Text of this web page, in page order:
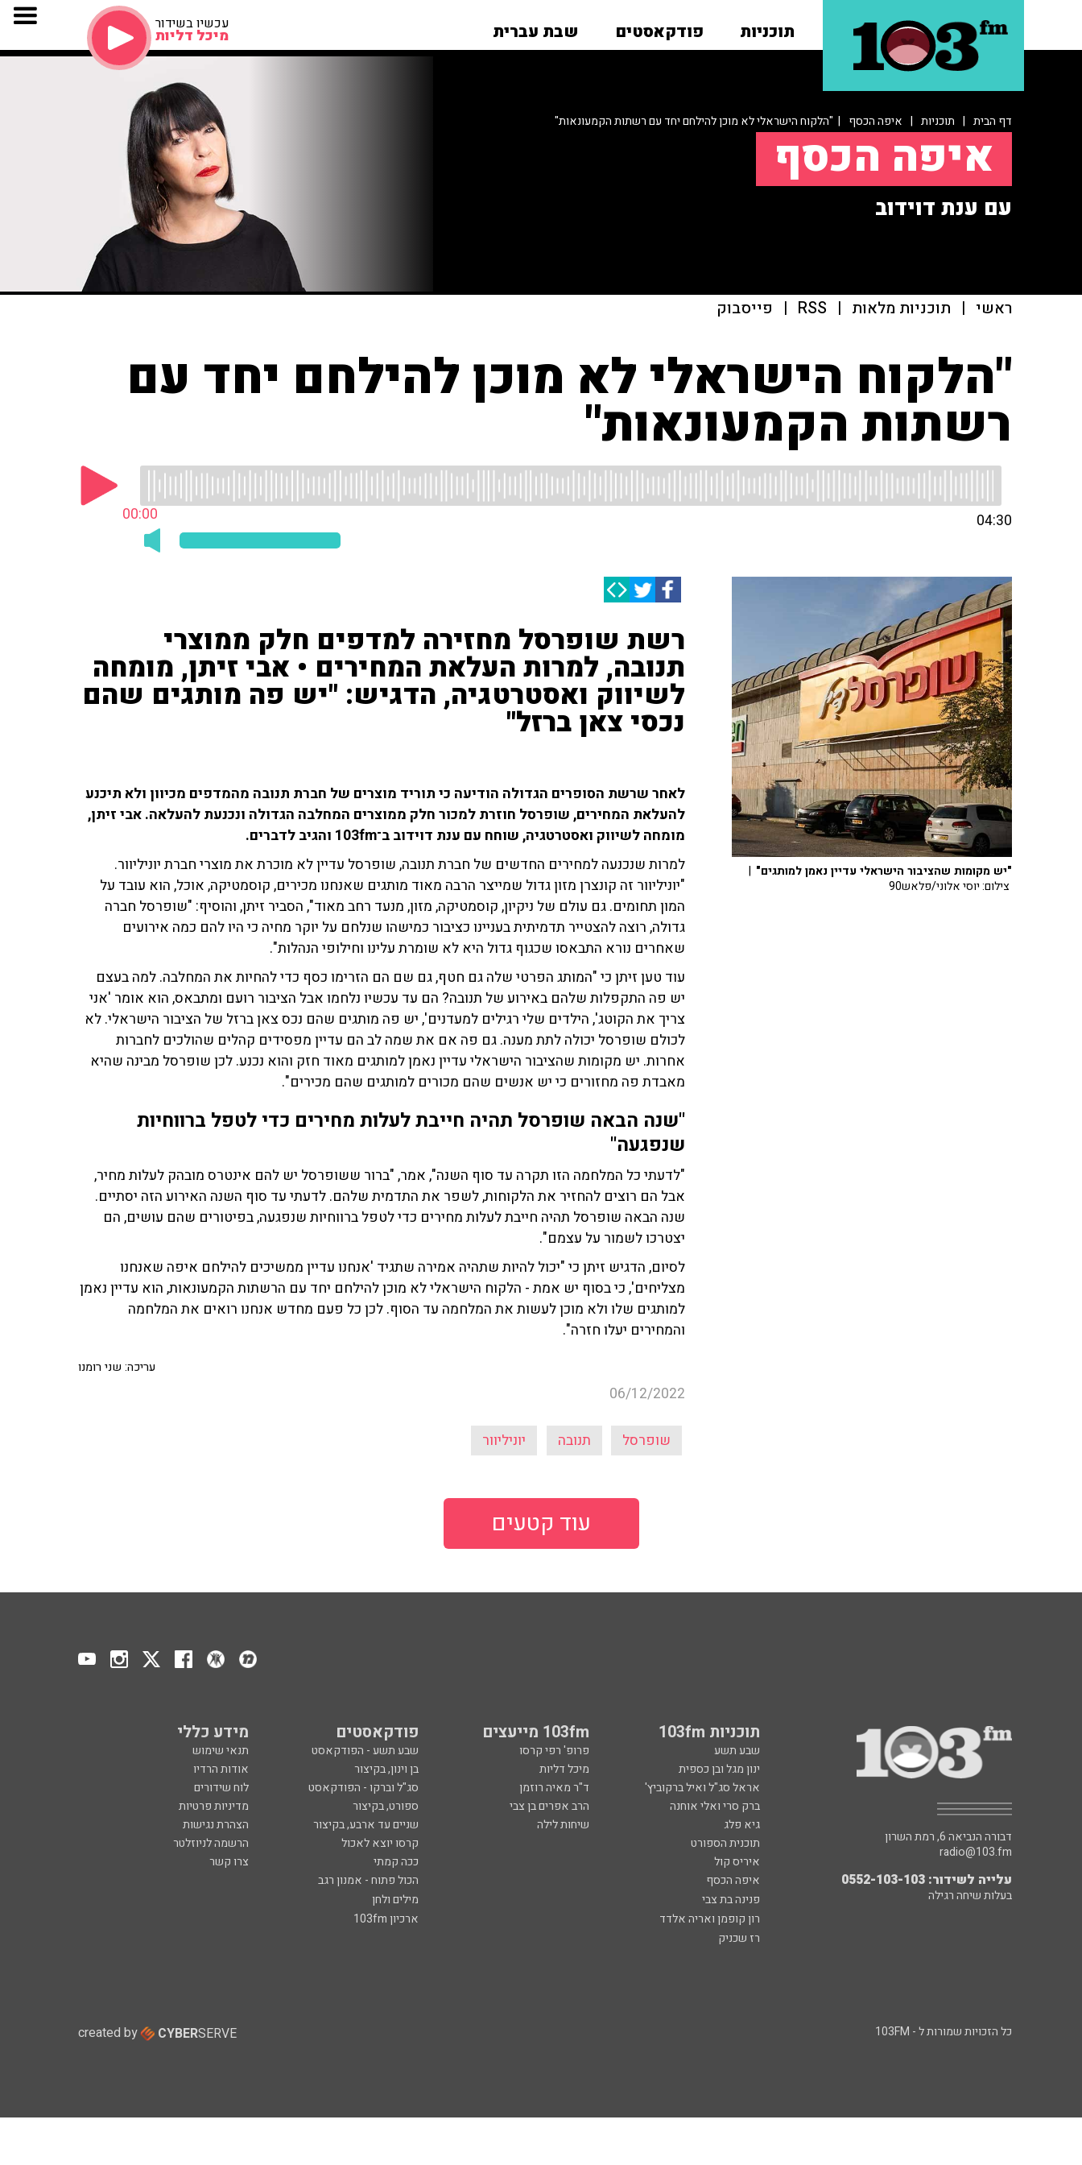
תוכניות פודקאסטים שבת עברית עכשיו בשידור
מיכל דליות
דף הבית | תוכניות | איפה הכסף | "הלקוח הישראלי לא מוכן להילחם יחד עם רשתות הקמעונאות"
איפה הכסף
עם ענת דוידוב
ראשי | תוכניות מלאות |
RSS
| פייסבוק
"הלקוח הישראלי לא מוכן להילחם יחד עם
רשתות הקמעונאות"
00:00 04:30
רשת שופרסל מחזירה למדפים חלק ממוצרי
תנובה, למרות העלאת המחירים • אבי זיתן, מומחה
לשיווק ואסטרטגיה, הדגיש: "יש פה מותגים שהם
נכסי צאן ברזל"
לאחר שרשת הסופרים הגדולה הודיעה כי תוריד מוצרים של חברת תנובה מהמדפים מכיוון ולא תיכנע
להעלאת המחירים, שופרסל חוזרת למכור חלק ממוצרים המחלבה הגדולה ונכנעת להעלאה. אבי זיתן,
מומחה לשיווק ואסטרטגיה, שוחח עם ענת דוידוב ב־103fm והגיב לדברים.
למרות שנכנעה למחירים החדשים של חברת תנובה, שופרסל עדיין לא מוכרת את מוצרי חברת יוניליוור.
"יוניליוור זה קונצרן מזון גדול שמייצר הרבה מאוד מותגים שאנחנו מכירים, קוסמטיקה, אוכל, הוא עובד על
המון תחומים. גם עולם של ניקיון, קוסמטיקה, מזון, מנעד רחב מאוד", הסביר זיתן, והוסיף: "שופרסל חברה
גדולה, רוצה להצטייר תדמיתית בעניינו כציבור כמישהו שנלחם על יוקר מחיה כי היו להם כמה אירועים
שאחרים נורא התבאסו שכגוף גדול היא לא שומרת עלינו וחילופי הנהלות".
עוד טען זיתן כי "המותג הפרטי שלה גם חטף, גם שם הם הזרימו כסף כדי להחיות את המחלבה. למה בעצם
יש פה התקפלות שלהם באירוע של תנובה? הם עד עכשיו נלחמו אבל הציבור רועם ומתבאס, הוא אומר 'אני
צריך את הקוטג', הילדים שלי רגילים למעדנים', יש פה מותגים שהם נכס צאן ברזל של הציבור הישראלי. לא
לכולם שופרסל יכולה לתת מענה. גם פה אם את שמה לב הם עדיין מפסידים קהלים שהולכים לחברות
אחרות. יש מקומות שהציבור הישראלי עדיין נאמן למותגים מאוד חזק והוא נכנע. לכן שופרסל מבינה שהיא
מאבדת פה מחזורים כי יש אנשים שהם מכורים למותגים שהם מכירים".
"שנה הבאה שופרסל תהיה חייבת לעלות מחירים כדי לטפל ברווחיות
שנפגעה"
"לדעתי כל המלחמה הזו תקרה עד סוף השנה", אמר, "ברור ששופרסל יש להם אינטרס מובהק לעלות מחיר,
אבל הם רוצים להחזיר את הלקוחות, לשפר את התדמית שלהם. לדעתי עד סוף השנה האירוע הזה יסתיים.
שנה הבאה שופרסל תהיה חייבת לעלות מחירים כדי לטפל ברווחיות שנפגעה, בפיטורים שהם עושים, הם
יצטרכו לשמור על עצמם".
לסיום, הדגיש זיתן כי "יכול להיות שתהיה אמירה שתגיד 'אנחנו עדיין ממשיכים להילחם איפה שאנחנו
מצליחים', כי בסוף יש אמת - הלקוח הישראלי לא מוכן להילחם יחד עם הרשתות הקמעונאות, הוא עדיין נאמן
למותגים שלו ולא מוכן לעשות את המלחמה עד הסוף. לכן כל פעם מחדש אנחנו רואים את המלחמה
והמחירים יעלו חזרה".
עריכה: שני רומנו
06/12/2022
שופרסל תנובה יוניליוור
"יש מקומות שהציבור הישראלי עדיין נאמן למותגים" |
צילום: יוסי אלוני/פלאש90
עוד קטעים
תוכניות 103fm 103fm מייעצים פודקאסטים מידע כללי
שבע תשע פרופ' רפי קרסו שבע תשע - הפודקאסט
תנאי שימוש
ינון מגל ובן כספית
מיכל דליות בן וינון, בקיצור
אודות הרדיו
אראל סג"ל ואיל ברקוביץ'
ד"ר מאיה רוזמן סג"ל וברקו - הפודקאסט
לוח שידורים
ברק סרי ואלי אוחנה
הרב אפרים בן צבי ספורט, בקיצור
מדיניות פרטיות
גיא פלג
שיחות לילה שניים עד ארבע, בקיצור
הצהרת נגישות
תוכנית הספורט
קרסו יוצא לאכול
הרשמה לניוזלטר
איריס קול
ככה קמתי
צרו קשר
איפה הכסף
הכול פתוח - אמנון רגב
פנינה בת צבי
מילים ולחן
רון קופמן ואריה אלדד
ארכיון 103fm
רז שכניק
דבורה הנביאה 6, רמת השרון
radio@103.fm
עלייה לשידור: 0552-103-103
בעלות שיחה רגילה
כל הזכויות שמורות ל - 103FM created by CYBERSERVE